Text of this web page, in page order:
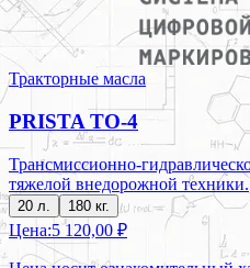
Тракторные масла
PRISTA TO-4
Трансмиссионно-
тяжелой внедорожной техники.
20 л. 180 кг.
Цена:5 120,00 ₽